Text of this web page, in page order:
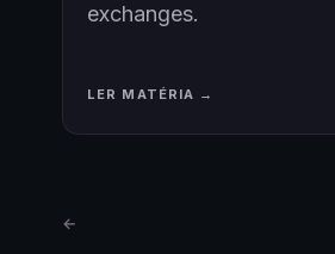
exchanges.
LER MATÉRIA →
←